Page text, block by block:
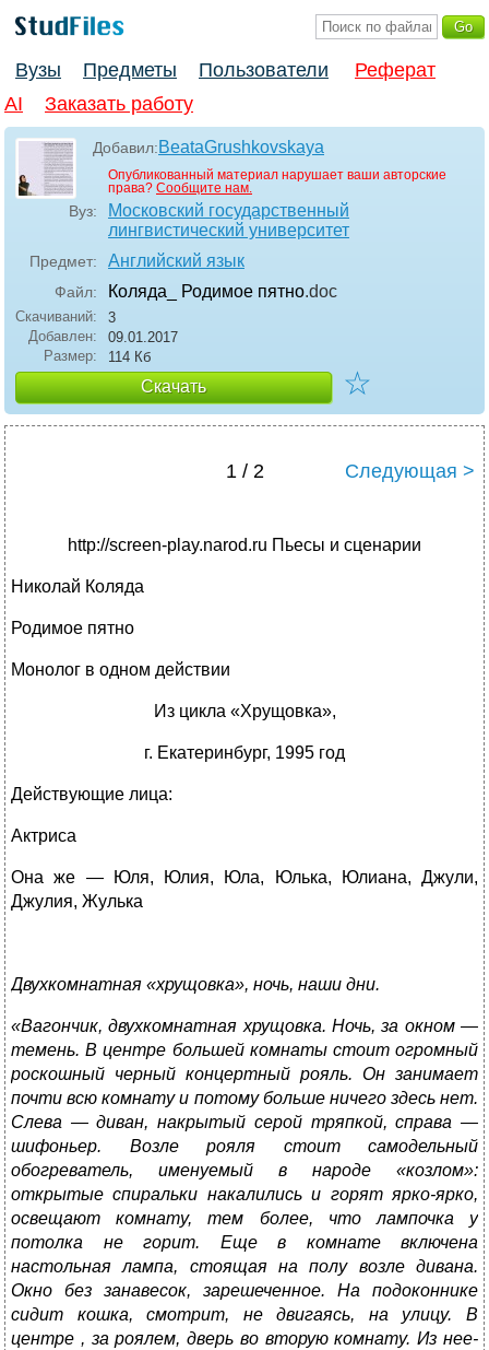
Вузы Предметы Пользователи
Реферат
AI
Заказать работу
Добавил:BeataGrushkovskaya
Опубликованный материал нарушает ваши авторские
права? Сообщите нам.
Вуз:
Московский государственный
лингвистический университет
Предмет: Английский язык
Файл: Коляда_ Родимое пятно.doc
Скачиваний:
3
Добавлен:
09.01.2017
Размер:
114 Кб
Скачать ☆
1 / 2 Следующая >
http://screen-play.narod.ru Пьесы и сценарии
Николай Коляда
Родимое пятно
Монолог в одном действии
Из цикла «Хрущовка»,
г. Екатеринбург, 1995 год
Действующие лица:
Актриса
Она же — Юля, Юлия, Юла, Юлька, Юлиана, Джули,
Джулия, Жулька
Двухкомнатная «хрущовка», ночь, наши дни.
«Вагончик, двухкомнатная хрущовка. Ночь, за окном —
темень. В центре большей комнаты стоит огромный
роскошный черный концертный рояль. Он занимает
почти всю комнату и потому больше ничего здесь нет.
Слева — диван, накрытый серой тряпкой, справа —
шифоньер. Возле рояля стоит самодельный
обогреватель, именуемый в народе «козлом»:
открытые спиральки накалились и горят ярко-ярко,
освещают комнату, тем более, что лампочка у
потолка не горит. Еще в комнате включена
настольная лампа, стоящая на полу возле дивана.
Окно без занавесок, зарешеченное. На подоконнике
сидит кошка, смотрит, не двигаясь, на улицу. В
центре , за роялем, дверь во вторую комнату. Из нее-